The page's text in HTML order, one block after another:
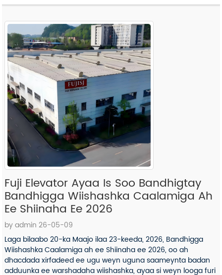
Fuji Elevator Ayaa Is Soo Bandhigtay
Bandhigga Wiishashka Caalamiga Ah
Ee Shiinaha Ee 2026
by admin 26-05-09
Laga bilaabo 20-ka Maajo ilaa 23-keeda, 2026, Bandhigga
Wiishashka Caalamiga ah ee Shiinaha ee 2026, oo ah
dhacdada xirfadeed ee ugu weyn uguna saameynta badan
adduunka ee warshadaha wiishashka, ayaa si weyn looga furi